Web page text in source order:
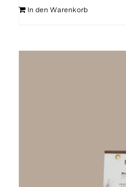
In den Warenkorb